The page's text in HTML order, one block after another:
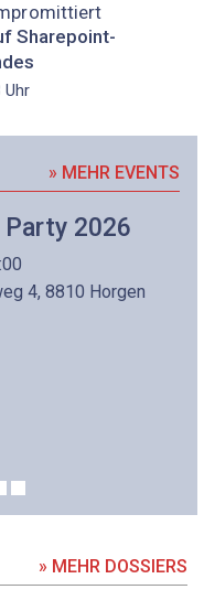
Sharepoint-
Uhr
» MEHR EVENTS
Party 2026
4, 8810 Horgen
» MEHR DOSSIERS